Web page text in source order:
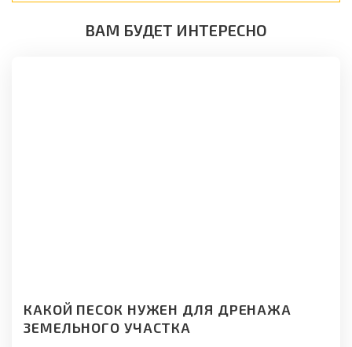
ВАМ БУДЕТ ИНТЕРЕСНО
КАКОЙ ПЕСОК НУЖЕН ДЛЯ ДРЕНАЖА
ЗЕМЕЛЬНОГО УЧАСТКА